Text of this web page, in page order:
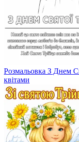
Розмальовка З Днем
квітами